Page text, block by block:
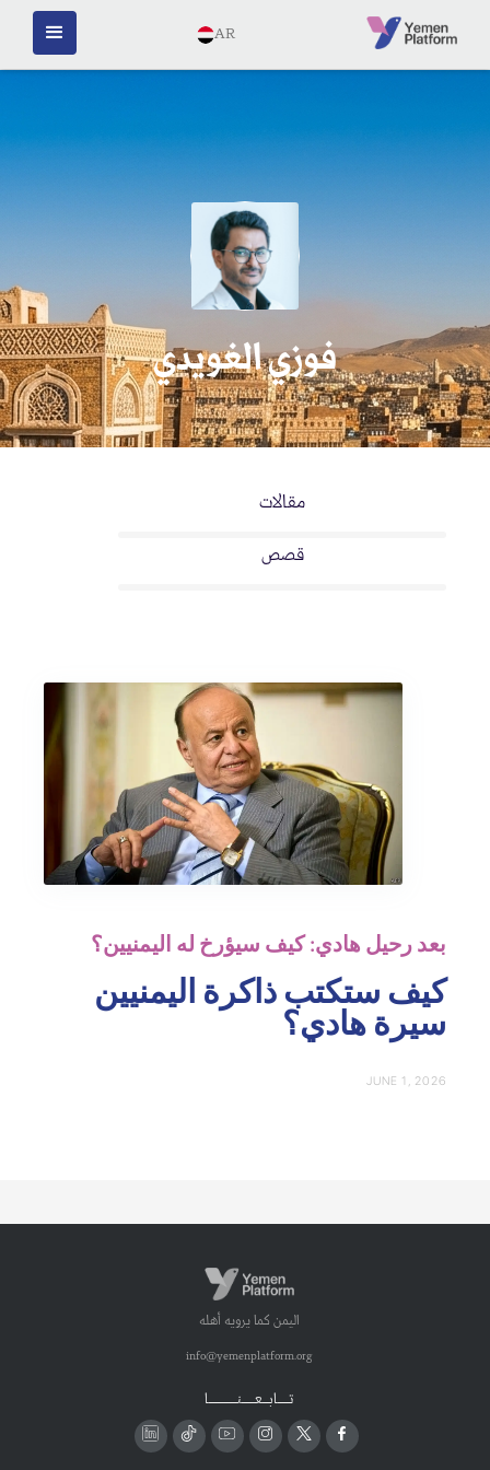
AR
فوزي الغويدي
مقالات
قصص
بعد رحيل هادي: كيف سيؤرخ له اليمنيين؟
كيف ستكتب ذاكرة اليمنيين
سيرة هادي؟
JUNE 1, 2026
اليمن كما يرويه أهله
info@yemenplatform.org
تـــــابـــعــــــنـــــــــــــا